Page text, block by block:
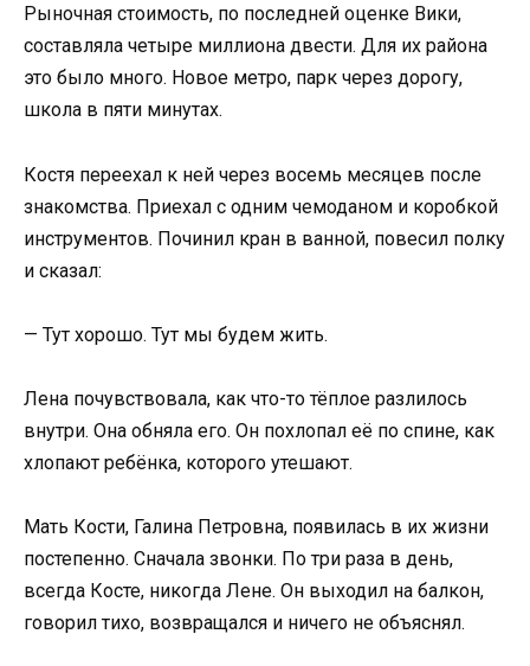
Рыночная стоимость, по последней оценке Вики,
составляла четыре миллиона двести. Для их района
это было много. Новое метро, парк через дорогу,
школа в пяти минутах.
Костя переехал к ней через восемь месяцев после
знакомства. Приехал с одним чемоданом и коробкой
инструментов. Починил кран в ванной, повесил полку
и сказал:
— Тут хорошо. Тут мы будем жить.
Лена почувствовала, как что-то тёплое разлилось
внутри. Она обняла его. Он похлопал её по спине, как
хлопают ребёнка, которого утешают.
Мать Кости, Галина Петровна, появилась в их жизни
постепенно. Сначала звонки. По три раза в день,
всегда Косте, никогда Лене. Он выходил на балкон,
говорил тихо, возвращался и ничего не объяснял.